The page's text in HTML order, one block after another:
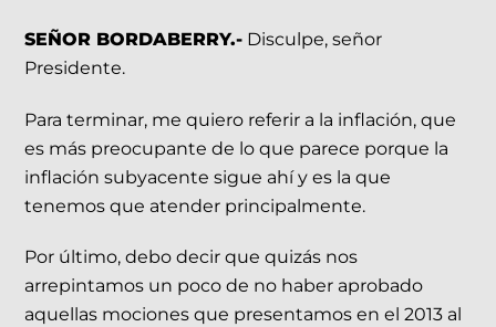
SEÑOR BORDABERRY.- Disculpe, señor
Presidente.
Para terminar, me quiero referir a la inflación, que
es más preocupante de lo que parece porque la
inflación subyacente sigue ahí y es la que
tenemos que atender principalmente.
Por último, debo decir que quizás nos
arrepintamos un poco de no haber aprobado
aquellas mociones que presentamos en el 2013 al